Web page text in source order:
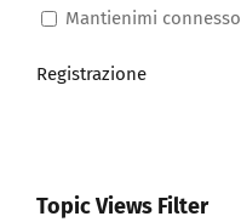
Mantienimi connesso
Registrazione
Topic Views Filter